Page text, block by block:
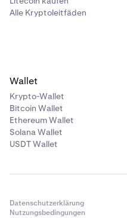
Alle Kryptoleitfäden
Wallet
Krypto-Wallet
Bitcoin Wallet
Ethereum Wallet
Solana Wallet
USDT Wallet
Datenschutzerklärung
Nutzungsbedingungen